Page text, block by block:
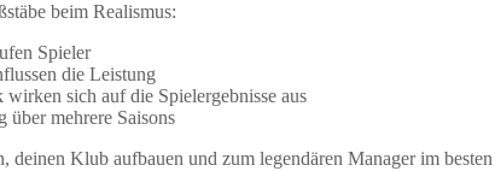
beim Realismus:
Spieler
die Leistung
sich auf die Spielergebnisse aus
mehrere Saisons
deinen Klub aufbauen und zum legendären Manager im